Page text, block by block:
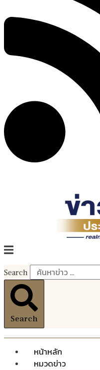
Search
Search
หน้าหลัก
หมวดข่าว